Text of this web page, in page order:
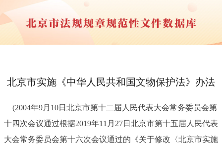
北京市实施《中华人民共和国文物保护法》办法
(2004年9月10日北京市第十二届人民代表大会常务委员会第
十四次会议通过根据2019年11月27日北京市第十五届人民代表
大会常务委员会第十六次会议通过的《关于修改〈北京市实施